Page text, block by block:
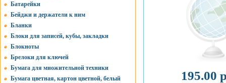
Батарейки
Бейджи и держатели к ним
Бланки
Блоки для записей, кубы, закладки
Блокноты
Брелоки для ключей
Бумага для множительной техники
Бумага цветная, картон цветной, белый
195.00